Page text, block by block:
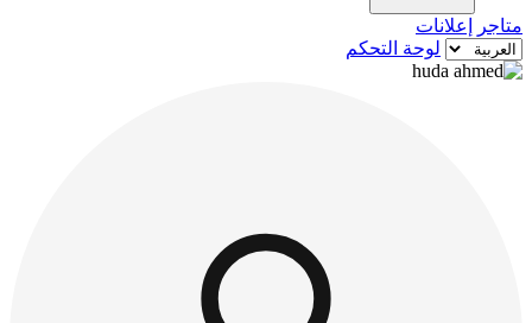
متاجر
إعلانات
لوحة التحكم